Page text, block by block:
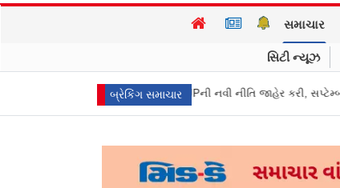
સમાચાર
સિટી ન્યૂઝ
બ્રેકિંગ સમાચાર
અભિજીત દિપકેએ CJPની નવી નીતિ જાહેર કરી, સપ્ટેમ્બરથી દેશભારમાં